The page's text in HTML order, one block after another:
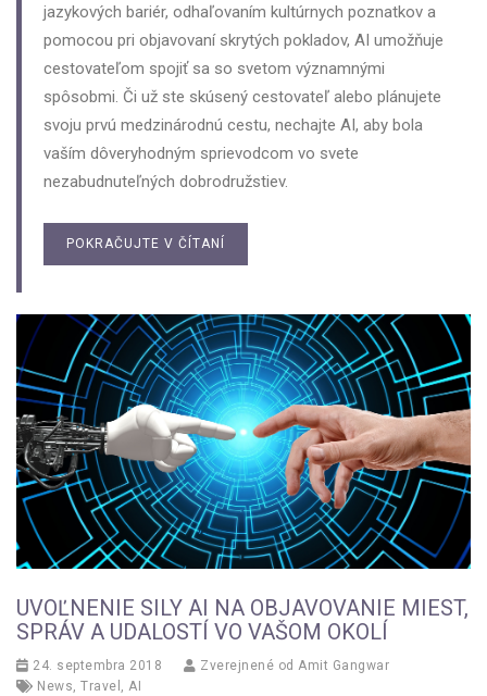
jazykových bariér, odhaľovaním kultúrnych poznatkov a
pomocou pri objavovaní skrytých pokladov, AI umožňuje
cestovateľom spojiť sa so svetom významnými
spôsobmi. Či už ste skúsený cestovateľ alebo plánujete
svoju prvú medzinárodnú cestu, nechajte AI, aby bola
vaším dôveryhodným sprievodcom vo svete
nezabudnuteľných dobrodružstiev.
POKRAČUJTE V ČÍTANÍ
UVOĽNENIE SILY AI NA OBJAVOVANIE MIEST,
SPRÁV A UDALOSTÍ VO VAŠOM OKOLÍ
24. septembra 2018 Zverejnené od Amit Gangwar
News, Travel , AI